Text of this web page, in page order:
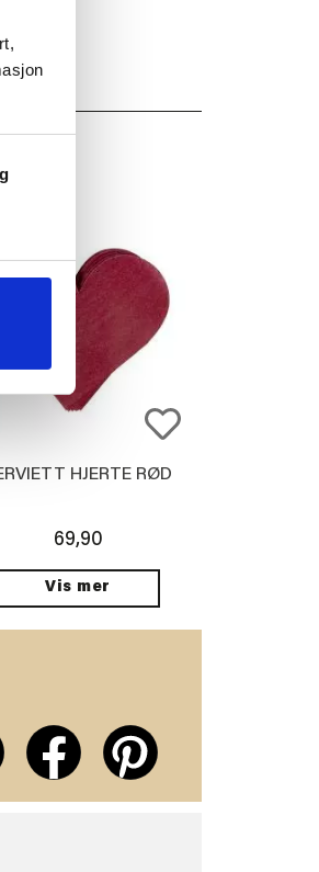
HJERTE RØD
69,90
Vis mer